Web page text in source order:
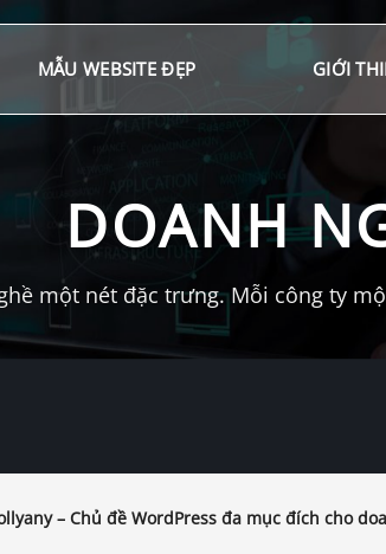
MẪU WEBSITE ĐẸP GIỚI
DOANH
một nét đặc trưng. Mỗi công ty
– Chủ đề WordPress đa mục đích cho